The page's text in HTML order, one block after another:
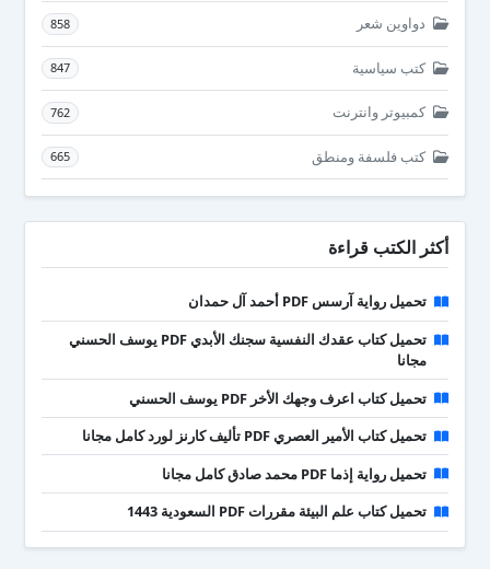
دواوين شعر 858
كتب سياسية 847
كمبيوتر وانترنت 762
كتب فلسفة ومنطق 665
أكثر الكتب قراءة
تحميل رواية آرسس PDF أحمد آل حمدان
تحميل كتاب عقدك النفسية سجنك الأبدي PDF يوسف الحسني
مجانا
تحميل كتاب اعرف وجهك الأخر PDF يوسف الحسني
تحميل كتاب الأمير العصري PDF تأليف كارنز لورد كامل مجانا
تحميل رواية إذما PDF محمد صادق كامل مجانا
تحميل كتاب علم البيئة مقررات PDF السعودية 1443